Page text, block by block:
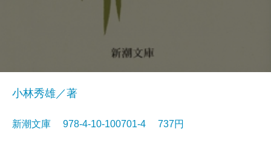
小林秀雄／著
新潮文庫 978-4-10-100701-4 737円